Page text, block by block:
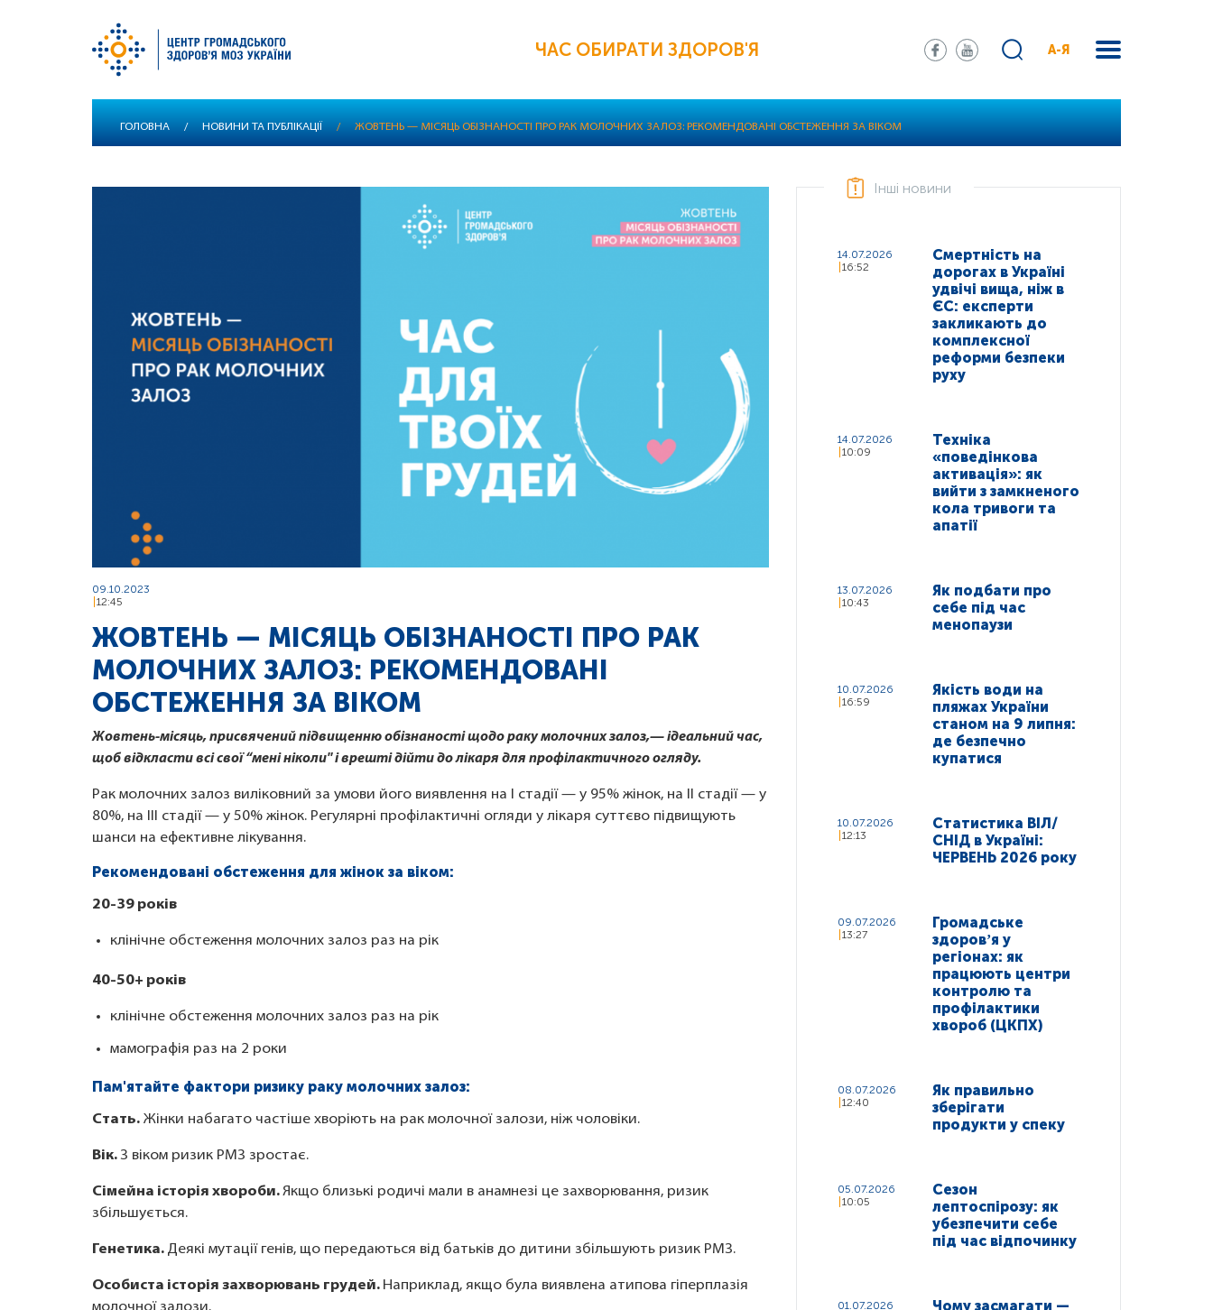
ЧАС ОБИРАТИ ЗДОРОВ'Я А-Я
ГОЛОВНА / НОВИНИ ТА ПУБЛІКАЦІЇ / ЖОВТЕНЬ — МІСЯЦЬ ОБІЗНАНОСТІ ПРО РАК МОЛОЧНИХ ЗАЛОЗ: РЕКОМЕНДОВАНІ ОБСТЕЖЕННЯ ЗА ВІКОМ
09.10.2023
12:45
ЖОВТЕНЬ — МІСЯЦЬ ОБІЗНАНОСТІ ПРО РАК
МОЛОЧНИХ ЗАЛОЗ: РЕКОМЕНДОВАНІ
ОБСТЕЖЕННЯ ЗА ВІКОМ
Жовтень-місяць, присвячений підвищенню обізнаності щодо раку молочних залоз,— ідеальний час,
щоб відкласти всі свої “мені ніколи" і врешті дійти до лікаря для профілактичного огляду.
Рак молочних залоз виліковний за умови його виявлення на I стадії — у 95% жінок, на II стадії — у
80%, на III стадії — у 50% жінок. Регулярні профілактичні огляди у лікаря суттєво підвищують
шанси на ефективне лікування.
Рекомендовані обстеження для жінок за віком:
20-39 років
клінічне обстеження молочних залоз раз на рік
40-50+ років
клінічне обстеження молочних залоз раз на рік
мамографія раз на 2 роки
Пам'ятайте фактори ризику раку молочних залоз:
Стать. Жінки набагато частіше хворіють на рак молочної залози, ніж чоловіки.
Вік. З віком ризик РМЗ зростає.
Сімейна історія хвороби.Якщо близькі родичі мали в анамнезі це захворювання, ризик
збільшується.
Генетика. Деякі мутації генів, що передаються від батьків до дитини збільшують ризик РМЗ.
Особиста історія захворювань грудей. Наприклад, якщо була виявлена атипова гіперплазія
Інші новини
14.07.2026
16:52
Смертність на
дорогах в Україні
удвічі вища, ніж в
ЄС: експерти
закликають до
комплексної
реформи безпеки
руху
14.07.2026
10:09
Техніка
«поведінкова
активація»: як
вийти з замкненого
кола тривоги та
апатії
13.07.2026
10:43
Як подбати про
себе під час
менопаузи
10.07.2026
16:59
Якість води на
пляжах України
станом на 9 липня:
де безпечно
купатися
10.07.2026
12:13
Статистика ВІЛ/
СНІД в Україні:
ЧЕРВЕНЬ 2026 року
09.07.2026
13:27
Громадське
здоровʼя у
регіонах: як
працюють центри
контролю та
профілактики
хвороб (ЦКПХ)
08.07.2026
12:40
Як правильно
зберігати
продукти у спеку
05.07.2026
10:05
Сезон
лептоспірозу: як
убезпечити себе
під час відпочинку
01.07.2026
Чому засмагати —